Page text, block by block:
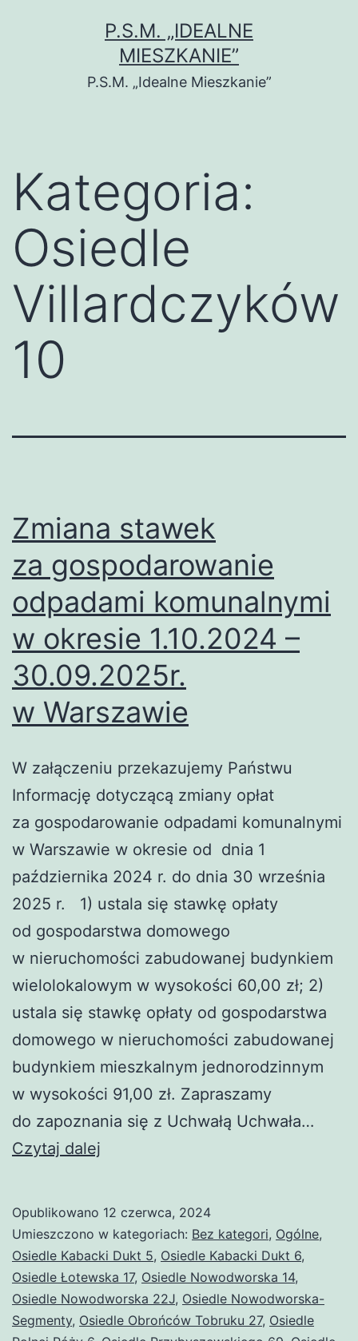
P.S.M. „IDEALNE
MIESZKANIE”
P.S.M. „Idealne Mieszkanie”
Kategoria:
Osiedle
Villardczyków
10
Zmiana stawek
za gospodarowanie
odpadami komunalnymi
w okresie 1.10.2024 –
30.09.2025r.
w Warszawie
W załączeniu przekazujemy Państwu
Informację dotyczącą zmiany opłat
za gospodarowanie odpadami komunalnymi
w Warszawie w okresie od dnia 1
października 2024 r. do dnia 30 września
2025 r. 1) ustala się stawkę opłaty
od gospodarstwa domowego
w nieruchomości zabudowanej budynkiem
wielolokalowym w wysokości 60,00 zł; 2)
ustala się stawkę opłaty od gospodarstwa
domowego w nieruchomości zabudowanej
budynkiem mieszkalnym jednorodzinnym
w wysokości 91,00 zł. Zapraszamy
do zapoznania się z Uchwałą Uchwała…
Czytaj dalej
odpadami
komunalnymi
w okresie
1.10.2024
Opublikowano 12 czerwca, 2024
Umieszczono w kategoriach: Bez kategori, Ogólne,
Osiedle Kabacki Dukt 5, Osiedle Kabacki Dukt 6,
Osiedle Łotewska 17, Osiedle Nowodworska 14,
Osiedle Nowodworska 22J, Osiedle Nowodworska-
Segmenty, Osiedle Obrońców Tobruku 27, Osiedle